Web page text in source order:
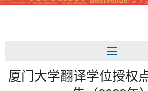
厦门大学翻译学位授权